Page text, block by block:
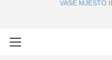
VAŠE MJESTO